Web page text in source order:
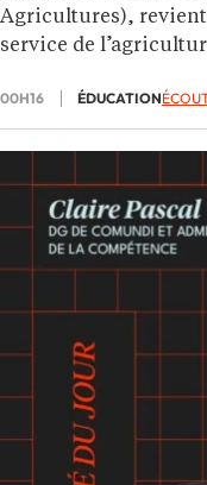
Agricultures), revient
service de
00H16 ÉDUCATION